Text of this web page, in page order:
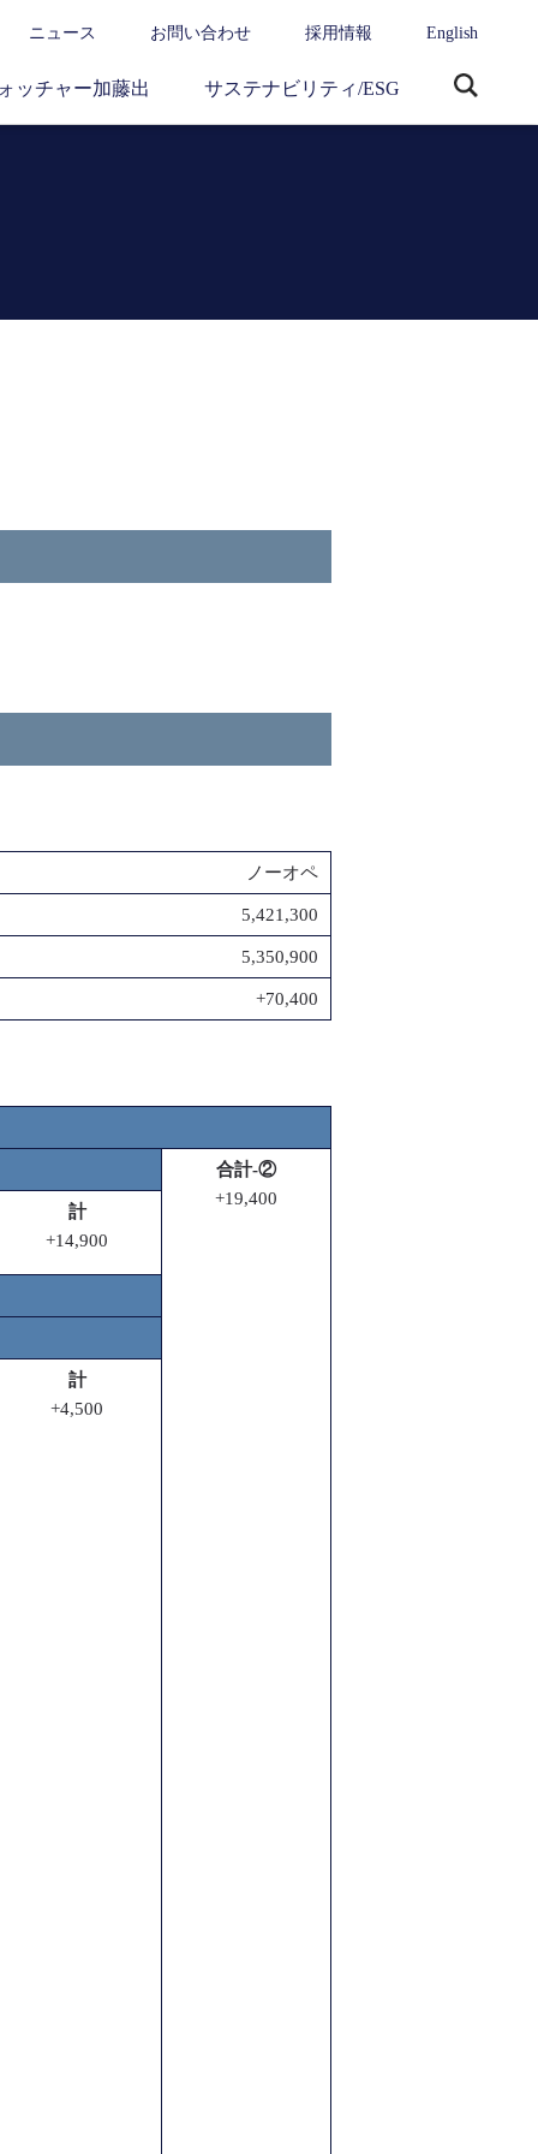
ニュース お問い合わせ 採用情報 English
ッチャー加藤出 サステナビリティ/ESG
ノーオペ
5,421,300
5,350,900
+70,400
合計-②
+19,400
計
+14,900
計
+4,500